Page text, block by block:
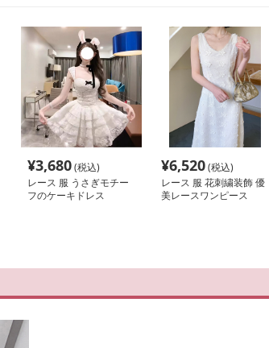
¥3,680(税込)
レース 服 うさぎモチー
フのケーキドレス
¥6,520(税込)
レース 服 花刺繍装飾 優
美レースワンピース